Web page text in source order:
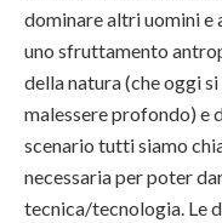
dominare altri uomini e
uno sfruttamento
della natura (che oggi
malessere profondo) e
scenario tutti siamo
necessaria per poter
tecnica/tecnologia. Le